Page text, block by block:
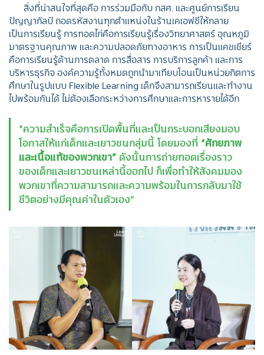
สิ่งที่น่าสนใจที่สุดคือ การร่วมมือกับ กสศ. และศูนย์การเรียน
ปัญญากัลป์ ถอดรหัสงานทุกตำแหน่งในร้านเคเอฟซีให้กลาย
เป็นการเรียนรู้ การทอดไก่คือการเรียนรู้เรื่องวิทยาศาสตร์ อุณหภูมิ
มาตรฐานคุณภาพ และความปลอดภัยทางอาหาร การเป็นแคชเชียร์
คือการเรียนรู้ด้านการตลาด การสื่อสาร การบริการลูกค้า และการ
บริหารธุรกิจ องค์ความรู้ทั้งหมดถูกนำมาเทียบโอนเป็นหน่วยกิตการ
ศึกษาในรูปแบบ Flexible Learning เด็กจึงสามารถเรียนและทำงาน
ไปพร้อมกันได้ ไม่ต้องเลือกระหว่างการศึกษาและการหารายได้อีก
“ความสำเร็จคือการเปิดพื้นที่และเป็นกระบอกเสียงมอบ
โอกาสให้แก่เด็กและเยาวชนกลุ่มนี้ โดยมองที่ “ศักยภาพ
และเนื้อแท้ของพวกเขา”ดังนั้นการถ่ายทอดเรื่องราว
ของเด็กและเยาวชนเหล่านี้ออกไป ก็เพื่อทำให้สังคมมอง
พวกเขาที่ความสามารถและความพร้อมในการกลับมาใช้
ชีวิตอย่างมีคุณค่าในตัวเอง”